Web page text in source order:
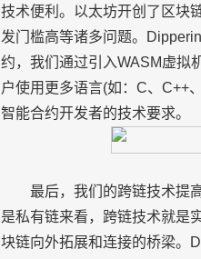
技术便利。以太坊开创了区块
发门槛高等诸多问题。
约，我们通过引入WASM虚拟
户使用更多语言(如：C、C++
智能合约开发者的技术要求。
最后，我们的跨链技术提
是私有链来看，跨链技术就是
块链向外拓展和连接的桥梁。